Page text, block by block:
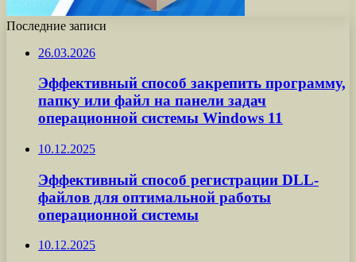
Последние записи
26.03.2026
Эффективный способ закрепить программу,
папку или файл на панели задач
операционной системы Windows 11
10.12.2025
Эффективный способ регистрации DLL-
файлов для оптимальной работы
операционной системы
10.12.2025